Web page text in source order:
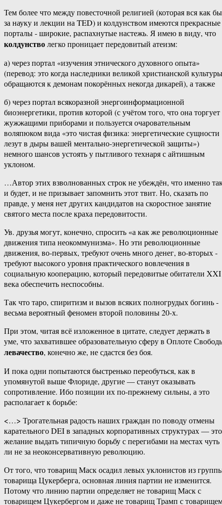
Тем ‎более ‎что‏ ‎между‏ ‎повесточной ‎религией ‎(которая ‎вся‏ ‎как ‎бы‏
‎за ‎науку‏ ‎и‏ ‎лекции‏ ‎на ‎TED)‏ ‎и ‎колдунством ‎имеются ‎прекрасные‏
‎порталы ‎-‏ ‎широкие,‏ ‎распахнутые‏ ‎настежь. Я ‎имею ‎в ‎виду, ‎что‏
колдунство
‎легко ‎проницает‏ ‎передовитый‏ ‎атеизм:
а) ‎через‏ ‎портал ‎«изучения ‎этнического ‎духовного‏ ‎опыта»
‎(перевод: ‎это‏ ‎когда‏ ‎наследники ‎великой‏ ‎христианской ‎культуры‏
‎обращаются ‎к ‎демонам ‎покорённых ‎некогда‏ ‎дикарей),‏ ‎а‏ ‎также
б) ‎через‏ ‎портал ‎всякоразной‏ ‎энергоинформационной
‎биоэнергетики,‏ ‎против‏ ‎которой ‎(с‏ ‎учётом ‎того, ‎что ‎она ‎торгует‏
‎жужжащими ‎приборами‏ ‎и‏ ‎пользуется‏ ‎очаровательным
‎воляпюком ‎вида ‎«это‏ ‎чистая ‎физика:‏ ‎энергетические ‎сущности‏
‎лезут‏ ‎в‏ ‎дыры ‎вашей ‎ментально-энергетической ‎защиты»)
немного ‎шансов ‎устоять ‎у ‎пытливого ‎технаря‏ ‎с‏ ‎айтишным
‎уклоном.
…Автор ‎этих ‎взволнованных‏ ‎строк ‎не‏ ‎убеждён, ‎что‏ ‎именно‏ ‎так‏
‎и ‎будет,‏ ‎и ‎не ‎призывает ‎запомнить‏ ‎этот ‎твит. Но,‏ ‎сказать‏ ‎по‏
‎правде, ‎у ‎меня ‎нет ‎других‏ ‎кандидатов ‎на ‎скоростное‏ ‎занятие‏
‎святого ‎места‏ ‎после ‎краха ‎передовитости.‎
Ув.‏ ‎друзья ‎могут, ‎конечно,‏ ‎спросить‏ ‎«а ‎как‏ ‎же ‎революционные‏
‎движения ‎типа ‎неокоммунизма». ‎Но ‎эти‏ ‎революционные‏
‎движения,‏ ‎во-первых, ‎требуют‏ ‎очень ‎много‏ ‎денег, ‎во-вторых‏ ‎-‏
‎требуют ‎высокого‏ ‎уровня ‎практического ‎вовлечения ‎в
‎социальную‏ ‎кооперацию, ‎который‏ ‎передовитые‏ ‎обитатели‏ ‎XXI
‎века ‎обеспечить ‎неспособны.
Так‏ ‎что ‎таро,‏ ‎спиритизм ‎и‏ ‎вызов‏ ‎всяких‏ ‎полногрудых ‎богинь ‎-
‎весьма ‎вероятный ‎феномен ‎второй ‎половины ‎20-х.
При этом, читая всё изложенное в цитате, следует держать в
уме, что захватившее образовательную сферу в Оплоте
левачество, конечно же, не сдастся без боя.
И пока одни попытаются быстренько переобуться, как в
упомянутой выше Флориде, другие — станут оказывать
сопротивление. Ибо позиции их по-прежнему сильны, а это
располагает к борьбе:
<…> Трогательная радость наших граждан по поводу отмены
карательного DEI в западных корпоративных структурах — это
желание выдать типичную борьбу с перегибами на местах чуть
ли не за неоконсервативную революцию.
От того, что товарищ Маск осадил левых уклонистов из
товарища Цукерберга, основная линия партии не изменится.
Потому что линию партии определяет не товарищ Маск с
товарищем Цукербергом и даже не товарищ Трамп с